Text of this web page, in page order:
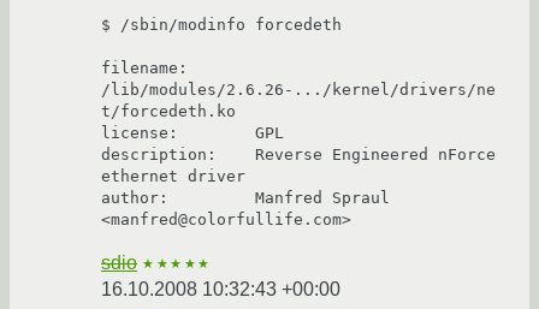
$ /sbin/modinfo forcedeth
filename:
/lib/modules/2.6.26-.../kernel/drivers/ne
t/forcedeth.ko
license:        GPL
description:    Reverse Engineered nForce
ethernet driver
author:         Manfred Spraul
sdio ★★★★★
16.10.2008 10:32:43 +00:00